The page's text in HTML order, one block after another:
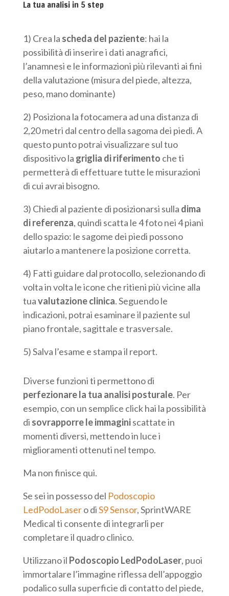
La tua analisi in 5 step
1) Crea la scheda del paziente: hai la
possibilità di inserire i dati anagrafici,
l’anamnesi e le informazioni più rilevanti ai fini
della valutazione (misura del piede, altezza,
peso, mano dominante)
2) Posiziona la fotocamera ad una distanza di
2,20 metri dal centro della sagoma dei piedi. A
questo punto potrai visualizzare sul tuo
dispositivo la griglia di riferimento che ti
permetterà di effettuare tutte le misurazioni
di cui avrai bisogno.
3) Chiedi al paziente di posizionarsi sulla dima
di referenza, quindi scatta le 4 foto nei 4 piani
dello spazio: le sagome dei piedi possono
aiutarlo a mantenere la posizione corretta.
4) Fatti guidare dal protocollo, selezionando di
volta in volta le icone che ritieni più vicine alla
tuavalutazione clinica. Seguendo le
indicazioni, potrai esaminare il paziente sul
piano frontale, sagittale e trasversale.
5) Salva l’esame e stampa il report.
Diverse funzioni ti permettono di
perfezionare la tua analisi posturale. Per
esempio, con un semplice click hai la possibilità
di sovrapporre le immaginiscattate in
momenti diversi, mettendo in luce i
miglioramenti ottenuti nel tempo.
Ma non finisce qui.
Se sei in possesso del Podoscopio
LedPodoLasero diS9 Sensor, SprintWARE
Medical ti consente di integrarli per
completare il quadro clinico.
Utilizzano il Podoscopio LedPodoLaser, puoi
immortalare l’immagine riflessa dell’appoggio
podalico sulla superficie di contatto del piede,